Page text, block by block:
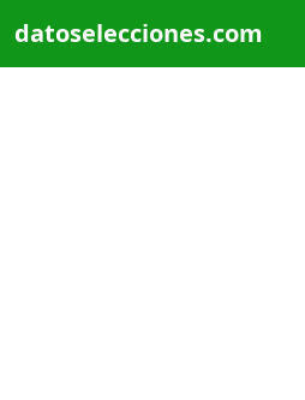
datoselecciones.com